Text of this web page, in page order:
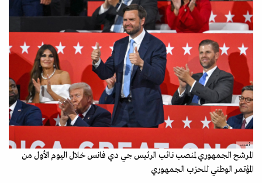
أ.ف.ب
المرشح الجمهوري لمنصب نائب الرئيس جي دي فانس خلال اليوم الأول من
المؤتمر الوطني للحزب الجمهوري